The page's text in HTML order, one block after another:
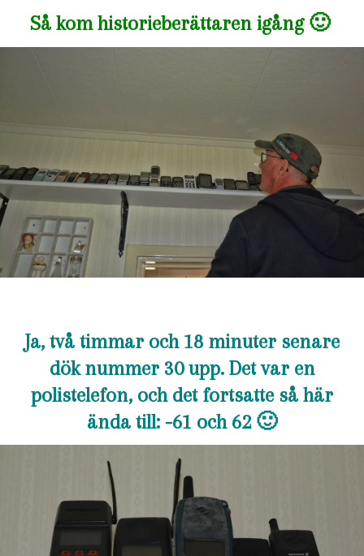
Så kom historieberättaren igång 🙂
Ja, två timmar och 18 minuter senare
dök nummer 30 upp. Det var en
polistelefon, och det fortsatte så här
ända till: -61 och 62 🙂